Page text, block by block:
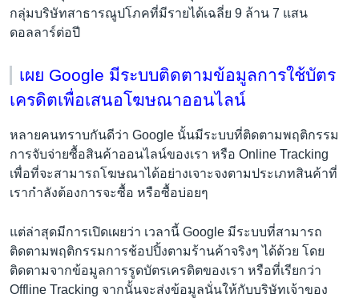
กลุ่มบริษัทสาธารณูปโภคที่มีรายได้เฉลี่ย 9 ล้าน 7 แสน
ดอลลาร์ต่อปี
เผย Google มีระบบติดตามข้อมูลการใช้บัตร
เครดิตเพื่อเสนอโฆษณาออนไลน์
หลายคนทราบกันดีว่า Google นั้นมีระบบที่ติดตามพฤติกรรม
การจับจ่ายซื้อสินค้าออนไลน์ของเรา หรือ Online Tracking
เพื่อที่จะสามารถโฆษณาได้อย่างเจาะจงตามประเภทสินค้าที่
เรากำลังต้องการจะซื้อ หรือซื้อบ่อยๆ
แต่ล่าสุดมีการเปิดเผยว่า เวลานี้ Google มีระบบที่สามารถ
ติดตามพฤติกรรมการช้อปปิ้งตามร้านค้าจริงๆ ได้ด้วย โดย
ติดตามจากข้อมูลการรูดบัตรเครดิตของเรา หรือที่เรียกว่า
Offline Tracking จากนั้นจะส่งข้อมูลนั่นให้กับบริษัทเจ้าของ